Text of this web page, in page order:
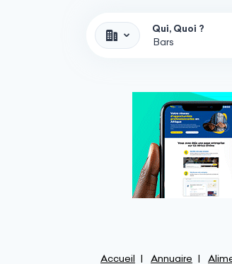
Qui, Quoi ?
Accueil Annuaire